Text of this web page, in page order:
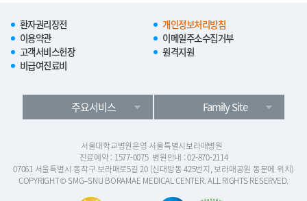
환자권리장전
개인정보처리방침
이용약관
이메일주소수집거부
고객서비스헌장
원격지원
비급여진료비
주요서비스 Family Site
서울대학교병원운영 서울특별시보라매병원
진료예약 : 1577-0075 병원안내 : 02-870-2114
07061 서울특별시 동작구 보라매로5길 20 (신대방동 425번지, 보라매공원 동문에 위치)
COPYRIGHT© SMG–SNU BORAMAE MEDICAL CENTER. ALL RIGHTS RESERVED.